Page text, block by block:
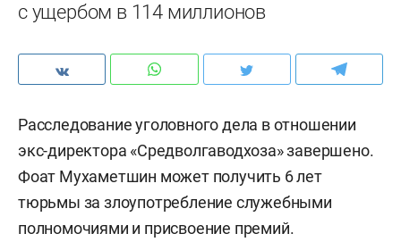
с ущербом в 114 миллионов
Расследование уголовного дела в отношении
экс-директора «Средволгаводхоза» завершено.
Фоат Мухаметшин может получить 6 лет
тюрьмы за злоупотребление служебными
полномочиями и присвоение премий.